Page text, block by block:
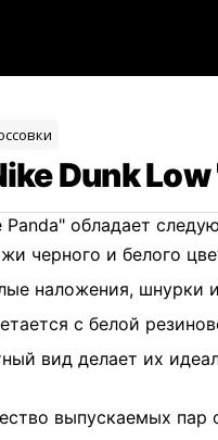
Dunk
Panda" обладает
черного и белого
наложения, шнурки
с белой
вид делает их
выпускаемых пар